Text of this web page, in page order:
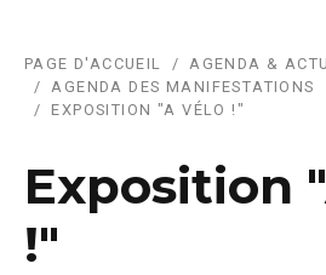
PAGE D'ACCUEIL
AGENDA &
AGENDA DES MANIFESTATIONS
EXPOSITION "A VÉLO !"
Exposition
!"